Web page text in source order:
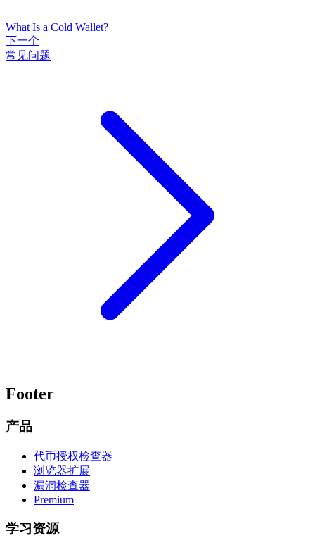
What Is a Cold Wallet?
下一个
常见问题
Footer
产品
代币授权检查器
浏览器扩展
漏洞检查器
Premium
学习资源